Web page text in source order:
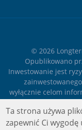
© 2026
Opublikowano
Inwestowanie jest
wyłącznie celom
żadnego rodzaju
Ta strona używa
zapewnić Ci wygodę